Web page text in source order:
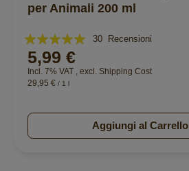
per Animali 200 ml
Valutazione:
98%
30 Recensioni
5,99 €
Incl. 7% VAT excl. Shipping Cost
29,95 € / 1 l
Aggiungi al Carrello